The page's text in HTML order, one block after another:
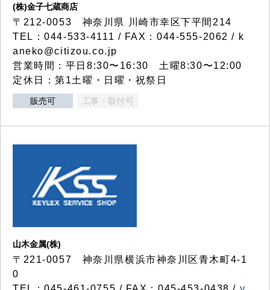
(株)金子七蔵商店
〒212-0053 神奈川県 川崎市幸区下平間214
TEL：044-533-4111 / FAX：044-555-2062 / k
aneko@citizou.co.jp
営業時間：平日8:30〜16:30 土曜8:30〜12:00
定休日：第1土曜・日曜・祝祭日
販売可 工事・取付可
山木金属(株)
〒221-0057 神奈川県横浜市神奈川区青木町4-1
0